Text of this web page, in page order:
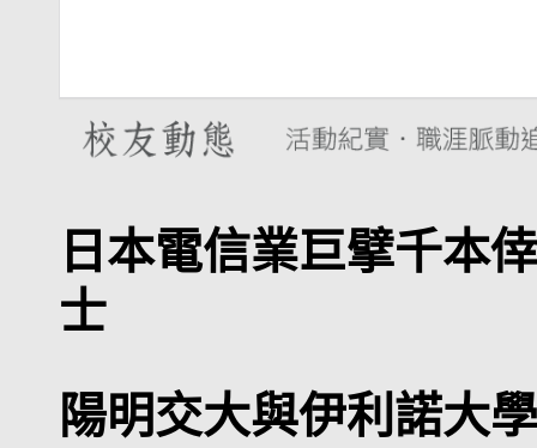
日本電信業巨擘千本
士
陽明交大與伊利諾大